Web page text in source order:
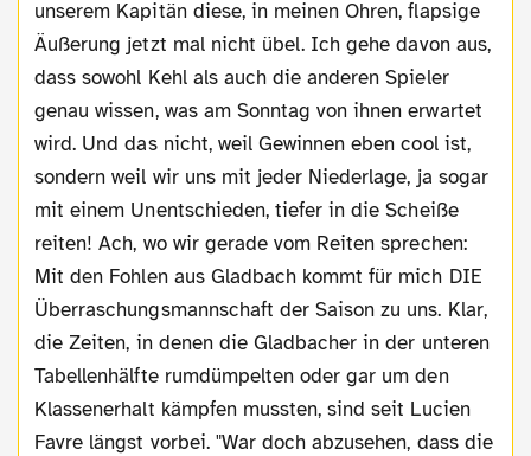
unserem Kapitän diese, in meinen Ohren, flapsige
Äußerung jetzt mal nicht übel. Ich gehe davon aus,
dass sowohl Kehl als auch die anderen Spieler
genau wissen, was am Sonntag von ihnen erwartet
wird. Und das nicht, weil Gewinnen eben cool ist,
sondern weil wir uns mit jeder Niederlage, ja sogar
mit einem Unentschieden, tiefer in die Scheiße
reiten! Ach, wo wir gerade vom Reiten sprechen:
Mit den Fohlen aus Gladbach kommt für mich DIE
Überraschungsmannschaft der Saison zu uns. Klar,
die Zeiten, in denen die Gladbacher in der unteren
Tabellenhälfte rumdümpelten oder gar um den
Klassenerhalt kämpfen mussten, sind seit Lucien
Favre längst vorbei. "War doch abzusehen, dass die